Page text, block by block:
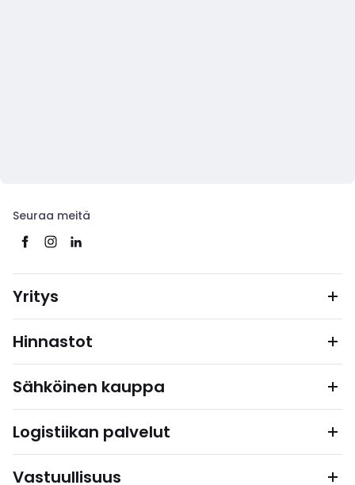
Seuraa meitä
Yritys
Hinnastot
Sähköinen kauppa
Logistiikan palvelut
Vastuullisuus